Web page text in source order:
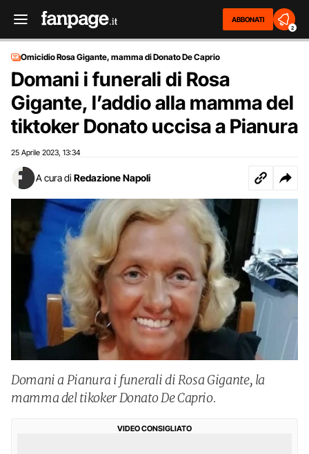
ABBONATI
2
Omicidio Rosa Gigante, mamma di Donato De Caprio
Domani i funerali di Rosa
Gigante, l’addio alla mamma del
tiktoker Donato uccisa a Pianura
25 Aprile 2023 13:34
A cura di Redazione Napoli
Domani a Pianura i funerali di Rosa Gigante, la
mamma del tikoker Donato De Caprio.
VIDEO CONSIGLIATO